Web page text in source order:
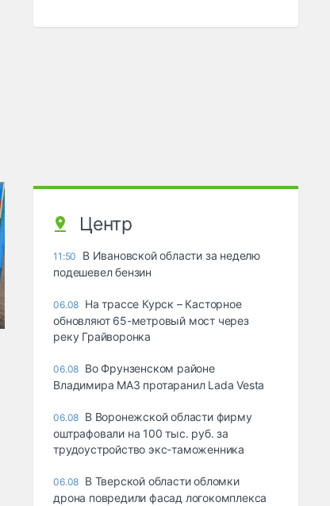
Центр
11:50
В Ивановской области за неделю
подешевел бензин
06.08 На трассе Курск – Касторное
обновляют 65-метровый мост через
реку Грайворонка
06.08 Во Фрунзенском районе
Владимира МАЗ протаранил Lada Vesta
06.08 В Воронежской области фирму
оштрафовали на 100 тыс. руб. за
трудоустройство экс-таможенника
06.08 В Тверской области обломки
дрона повредили фасад логокомплекса